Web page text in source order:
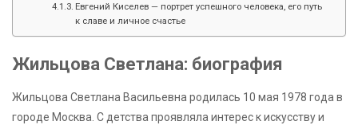
Евгений Киселев — портрет успешного человека, его путь
к славе и личное счастье
Жильцова Светлана: биография
Жильцова Светлана Васильевна родилась 10 мая 1978 года в
городе Москва. С детства проявляла интерес к искусству и